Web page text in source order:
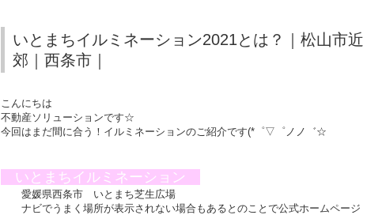
いとまちイルミネーション2021とは？｜松山市近
郊｜西条市｜
こんにちは
不動産ソリューションです☆
今回はまだ間に合う！イルミネーションのご紹介です(*゜▽゜ノノ゛☆
いとまちイルミネーション
愛媛県西条市 いとまち芝生広場
ナビでうまく場所が表示されない場合もあるとのことで公式ホームページ